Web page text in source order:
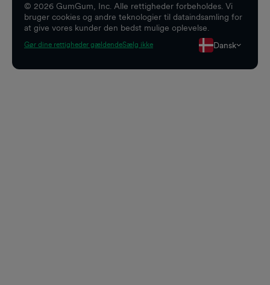
© 2026 GumGum, Inc. Alle rettigheder forbeholdes. Vi
bruger cookies og andre teknologier til dataindsamling for
at give vores kunder den bedst mulige oplevelse.
Gør dine rettigheder gældendeSælg ikke Dansk